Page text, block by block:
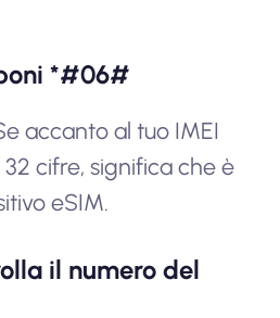
*#06#
accanto al tuo IMEI
cifre, significa che è
eSIM.
il numero del